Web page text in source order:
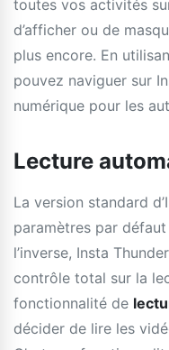
toutes vos activités
d’afficher ou de
plus encore. En
pouvez naviguer sur
numérique pour les
Lecture
La version standard
paramètres par
l’inverse, Insta
contrôle total sur la
fonctionnalité de
décider de lire les